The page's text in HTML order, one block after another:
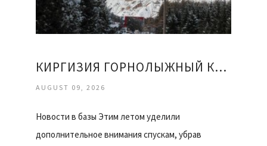
КИРГИЗИЯ ГОРНОЛЫЖНЫЙ КУРОРТ КАРАКОЛ ОТЗЫВЫ
AUGUST 09, 2026
Новости в базы Этим летом уделили
дополнительное внимания спускам, убрав